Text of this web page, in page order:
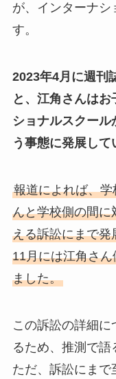
が、インターナ
す。
2023年4月に週刊
と、江角さんは
ショナルスクー
う事態に発展して
報道によれば、
んと学校側の間に
える訴訟にまで発
11月には江角さ
ました。
この訴訟の詳細
るため、推測で語
ただ、訴訟にま